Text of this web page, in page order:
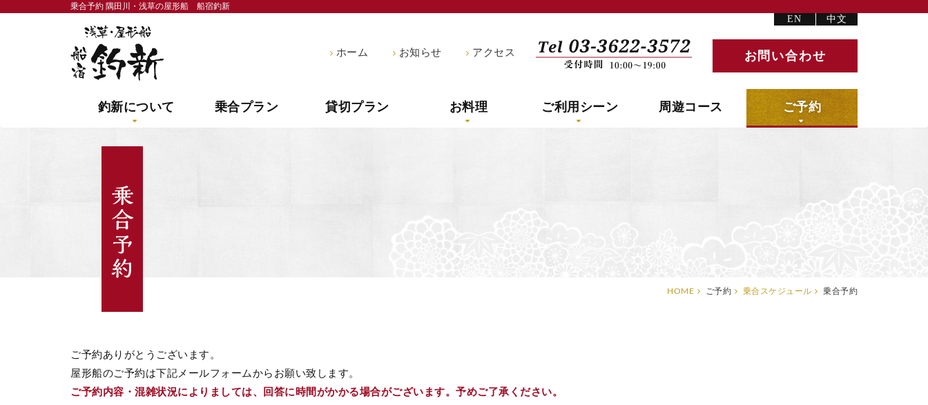
乗合予約 隅田川・浅草の屋形船 船宿釣新
中文
EN
お問い合わせ
ホーム お知らせ アクセス
釣新について 乗合プラン 貸切プラン お料理 ご利用シーン 周遊コース ご予約
HOME ご予約 乗合スケジュール 乗合予約
ご予約ありがとうございます。
屋形船のご予約は下記メールフォームからお願い致します。
ご予約内容・混雑状況によりましては、回答に時間がかかる場合がございます。予めご了承ください。